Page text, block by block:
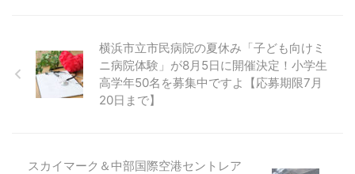
横浜市立市民病院の夏休み「子ども向けミ
ニ病院体験」が8月5日に開催決定！小学生
高学年50名を募集中ですよ【応募期限7月
20日まで】
スカイマーク＆中部国際空港セントレア